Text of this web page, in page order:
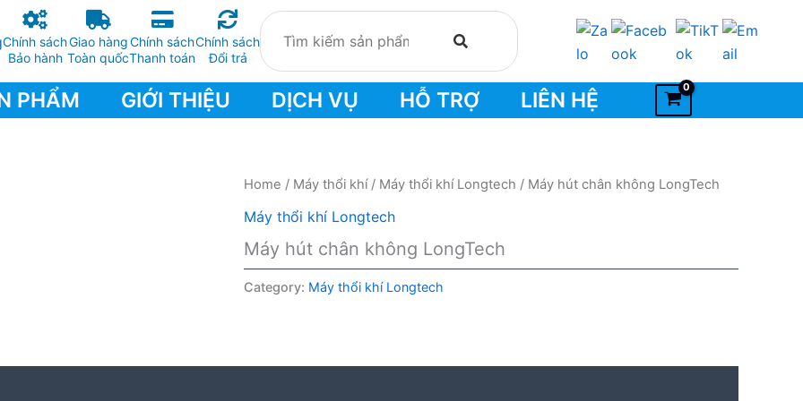
Chính sách
Bảo hành
Giao hàng
Toàn quốc
Chính sách
Thanh toán
Chính sách
Đổi trả
PHẨM GIỚI THIỆU DỊCH VỤ HỖ TRỢ LIÊN HỆ
Home / Máy thổi khí/ Máy thổi khí Longtech / Máy hút chân không LongTech
Máy thổi khí Longtech
Máy hút chân không LongTech
Category: Máy thổi khí Longtech